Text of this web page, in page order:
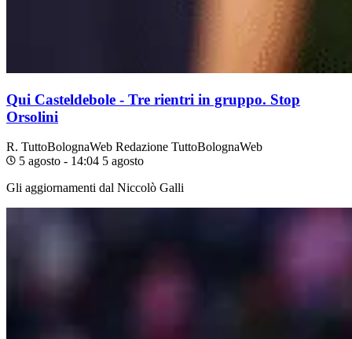
Qui Casteldebole - Tre rientri in gruppo. Stop
Orsolini
R. TuttoBolognaWeb Redazione TuttoBolognaWeb
5 agosto - 14:04 5 agosto
Gli aggiornamenti dal Niccolò Galli